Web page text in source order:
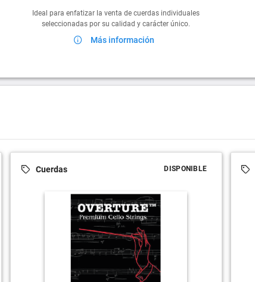
Ideal para enfatizar la venta de cuerdas individuales
seleccionadas por su calidad y carácter único.
Más información
Cuerdas DISPONIBLE